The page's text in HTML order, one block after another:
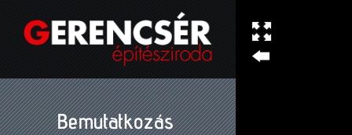
Bemutatkozás